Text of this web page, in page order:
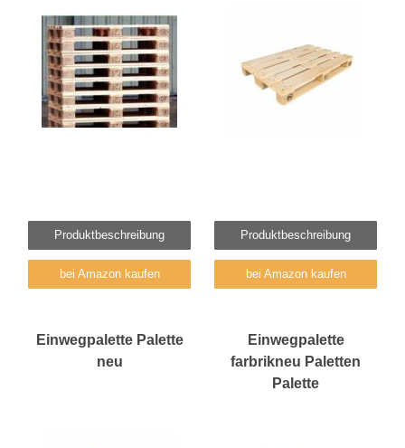
Produktbeschreibung
bei Amazon kaufen
Produktbeschreibung
bei Amazon kaufen
Einwegpalette Palette
neu
Einwegpalette
farbrikneu Paletten
Palette